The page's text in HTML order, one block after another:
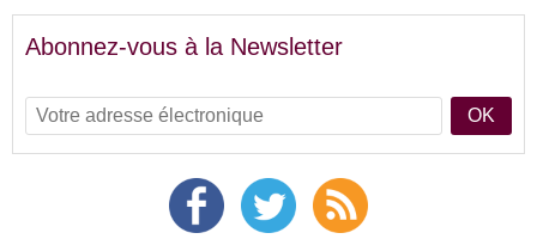
Abonnez-vous à la Newsletter
OK